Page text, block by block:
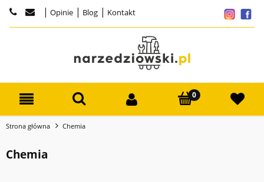
| Opinie | Blog | Kontakt
Strona główna Chemia
Chemia